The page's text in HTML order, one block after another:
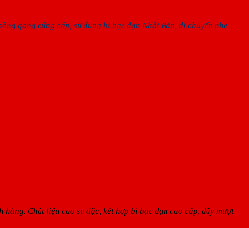
gang cứng cáp, sử dụng bi bạc đạn Nhật Bản, di chuyển nhẹ
Chất liệu cao su đặc, kết hợp bi bạc đạn cao cấp, đẩy mượt